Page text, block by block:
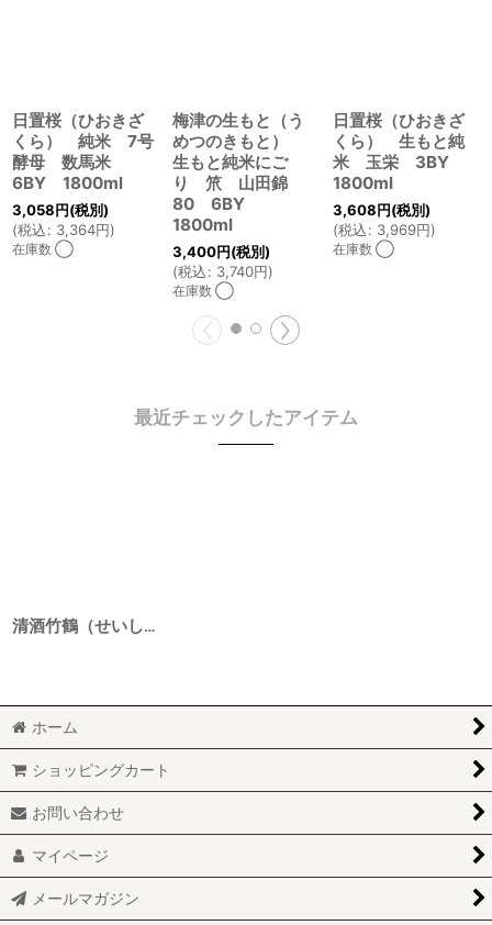
日置桜（ひおきざ
くら） 純米 7号
酵母 数馬米
6BY 1800ml
3,058円(税別)
(税込: 3,364円)
在庫数 ◯
梅津の生もと（う
めつのきもと）
生もと純米にご
り 笊 山田錦
80 6BY
1800ml
3,400円(税別)
(税込: 3,740円)
在庫数 ◯
日置桜（ひおきざ
くら） 生もと純
米 玉栄 3BY
1800ml
3,608円(税別)
(税込: 3,969円)
在庫数 ◯
最近チェックしたアイテム
清酒竹鶴（せいしゅたけつる） 純米 雄町 28BY 1800ml
ホーム
ショッピングカート
お問い合わせ
マイページ
メールマガジン